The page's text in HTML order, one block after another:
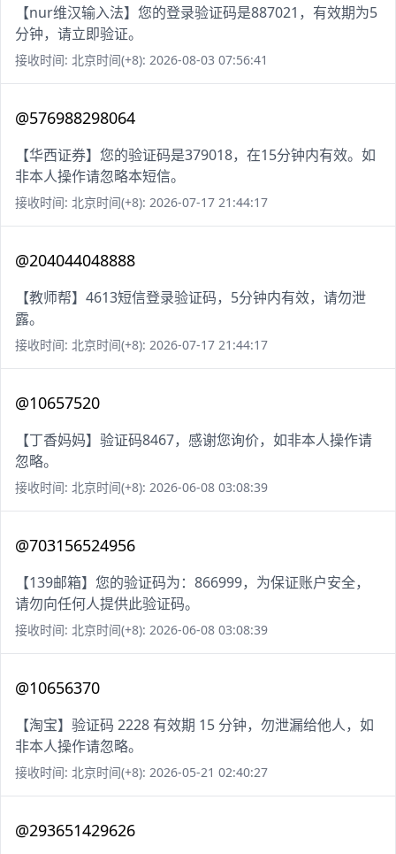
【nur维汉输入法】您的登录验证码是887021，有效期为5
分钟，请立即验证。
接收时间: 北京时间(+8): 2026-08-03 07:56:41
@576988298064
【华西证券】您的验证码是379018，在15分钟内有效。如
非本人操作请忽略本短信。
接收时间: 北京时间(+8): 2026-07-17 21:44:17
@204044048888
【教师帮】4613短信登录验证码，5分钟内有效，请勿泄
露。
接收时间: 北京时间(+8): 2026-07-17 21:44:17
@10657520
【丁香妈妈】验证码8467，感谢您询价，如非本人操作请
忽略。
接收时间: 北京时间(+8): 2026-06-08 03:08:39
@703156524956
【139邮箱】您的验证码为：866999，为保证账户安全，
请勿向任何人提供此验证码。
接收时间: 北京时间(+8): 2026-06-08 03:08:39
@10656370
【淘宝】验证码 2228 有效期 15 分钟，勿泄漏给他人，如
非本人操作请忽略。
接收时间: 北京时间(+8): 2026-05-21 02:40:27
@293651429626